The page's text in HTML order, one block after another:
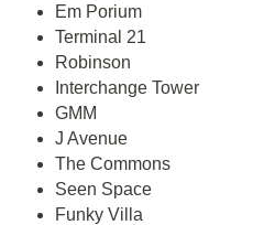
Em Porium
Terminal 21
Robinson
Interchange Tower
GMM
J Avenue
The Commons
Seen Space
Funky Villa